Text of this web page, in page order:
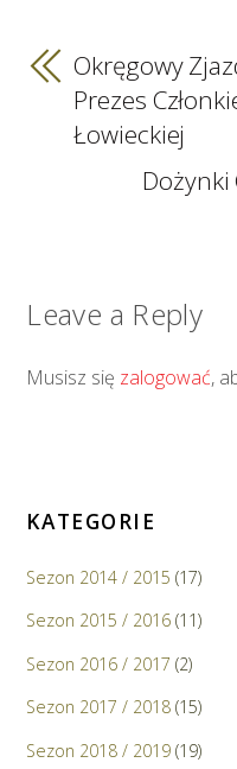
Okręgowy
Prezes
Łowieckiej
Leave a Reply
Musisz się zalogować,
KATEGORIE
Sezon 2014 / 2015 (17)
Sezon 2015 / 2016 (11)
Sezon 2016 / 2017 (2)
Sezon 2017 / 2018 (15)
Sezon 2018 / 2019 (19)